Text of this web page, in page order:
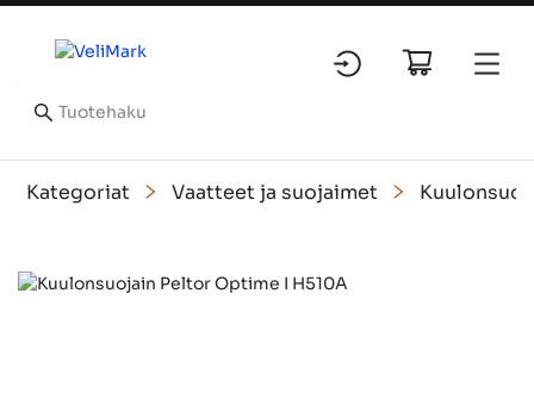
Kategoriat Vaatteet ja suojaimet
Slide 1 of 1